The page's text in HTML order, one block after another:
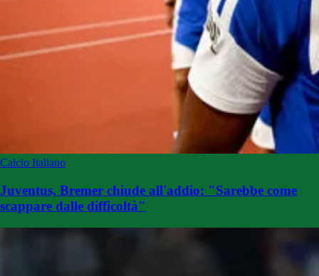
Calcio Italiano
Juventus, Bremer chiude all'addio: "Sarebbe come
scappare dalle difficoltà"